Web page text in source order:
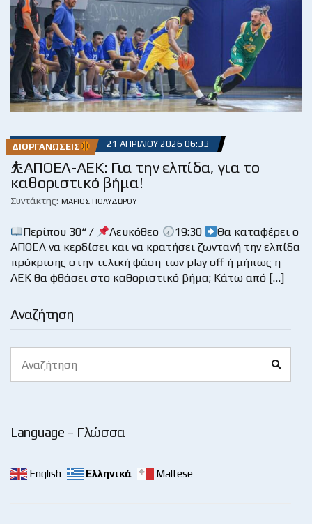
Αναζήτηση
for:
Language – Γλώσσα
English Ελληνικά Maltese
ΔΙΟΡΓΑΝΏΣΕΙΣ 21 ΑΠΡΙΛΊΟΥ 2026 06:33
⛹️ΑΠΟΕΛ-ΑΕΚ: Για την ελπίδα, για το
καθοριστικό βήμα!
Συντάκτης: ΜΆΡΙΟΣ ΠΟΛΥΔΏΡΟΥ
Περίπου 30“ / Λευκόθεο 19:30
Θα καταφέρει ο
ΑΠΟΕΛ να κερδίσει και να κρατήσει ζωντανή την ελπίδα
πρόκρισης στην τελική φάση των play off ή μήπως η
ΑΕΚ θα φθάσει στο καθοριστικό βήμα; Κάτω από […]